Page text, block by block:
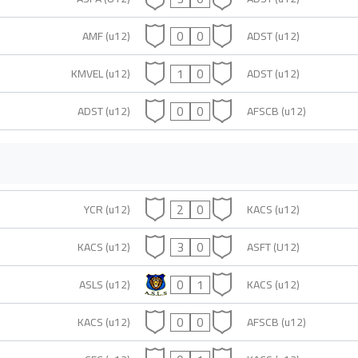
AMF (u12)
0 0
ADST (u12)
KMVEL (u12)
1 0
ADST (u12)
ADST (u12)
0 0 AFSCB (u12)
YCR (u12) 2 0
KACS (u12)
KACS (u12)
3 0
ASFT (U12)
ASLS (u12)
0 1
KACS (u12)
KACS (u12)
0 0
AFSCB (u12)